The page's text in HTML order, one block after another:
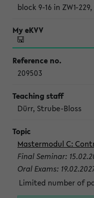
block 9-16 in ZW1-229,
209503
Dürr, Strube-Bloss
Mastermodul C:
Final Seminar:
Oral Exams:
Limited number of